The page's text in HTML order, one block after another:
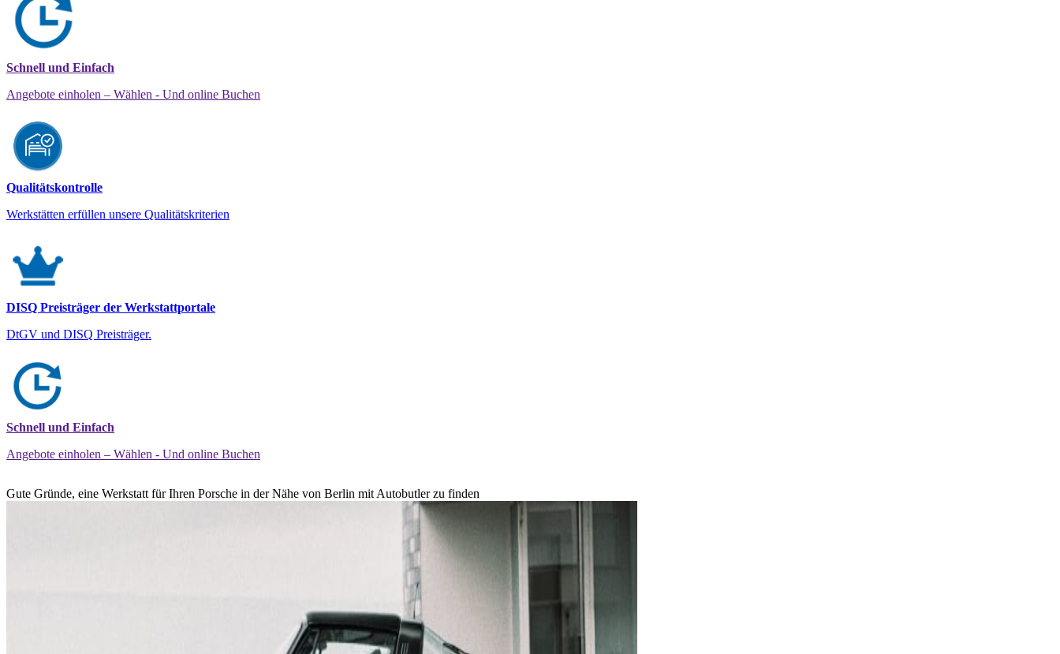
Schnell und Einfach
Angebote einholen – Wählen - Und online Buchen
Qualitätskontrolle
Werkstätten erfüllen unsere Qualitätskriterien
DISQ Preisträger der Werkstattportale
DtGV und DISQ Preisträger.
Schnell und Einfach
Angebote einholen – Wählen - Und online Buchen
Gute Gründe, eine Werkstatt für Ihren Porsche in der Nähe von Berlin mit Autobutler zu finden